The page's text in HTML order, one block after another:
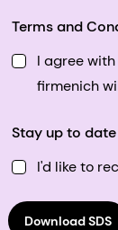
Terms and
I agree
firmenich
Stay up to date
I'd like to
Download SDS